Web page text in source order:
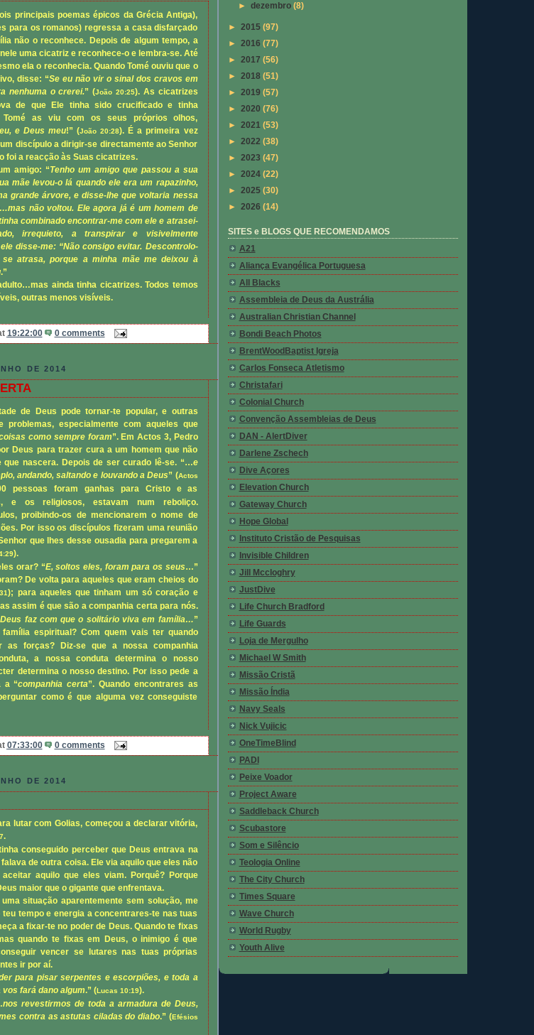
principais poemas épicos da Grécia Antiga),
para os romanos) regressa a casa disfarçado
não o reconhece. Depois de algum tempo, a
uma cicatriz e reconhece-o e lembra-se. Até
ela o reconhecia. Quando Tomé ouviu que o
disse: “Se eu não vir o sinal dos cravos em
nenhuma o crerei.” (João 20:25). As cicatrizes
de que Ele tinha sido crucificado e tinha
Tomé as viu com os seus próprios olhos,
e Deus meu!” (João 20:28). É a primeira vez
discípulo a dirigir-se directamente ao Senhor
foi a reacção às Suas cicatrizes.
amigo: “Tenho um amigo que passou a sua
mãe levou-o lá quando ele era um rapazinho,
grande árvore, e disse-lhe que voltaria nessa
não voltou. Ele agora já é um homem de
combinado encontrar-me com ele e atrasei-
irrequieto, a transpirar e visivelmente
disse-me: “Não consigo evitar. Descontrolo-
atrasa, porque a minha mãe me deixou à
.”
ainda tinha cicatrizes. Todos temos
outras menos visíveis.
19:22:00 0 comments
DE 2014
de Deus pode tornar-te popular, e outras
problemas, especialmente com aqueles que
como sempre foram”. Em Actos 3, Pedro
Deus para trazer cura a um homem que não
que nascera. Depois de ser curado lê-se. “…e
andando, saltando e louvando a Deus” (Actos
pessoas foram ganhas para Cristo e as
e os religiosos, estavam num reboliço.
proibindo-os de mencionarem o nome de
Por isso os discípulos fizeram uma reunião
que lhes desse ousadia para pregarem a
).
orar? “E, soltos eles, foram para os seus…”
De volta para aqueles que eram cheios do
); para aqueles que tinham um só coração e
assim é que são a companhia certa para nós.
Deus faz com que o solitário viva em família…”
família espiritual? Com quem vais ter quando
as forças? Diz-se que a nossa companhia
a nossa conduta determina o nosso
determina o nosso destino. Por isso pede a
a “companhia certa”. Quando encontrares as
como é que alguma vez conseguiste
07:33:00 0 comments
DE 2014
lutar com Golias, começou a declarar vitória,
.
conseguido perceber que Deus entrava na
de outra coisa. Ele via aquilo que eles não
aquilo que eles viam. Porquê? Porque
maior que o gigante que enfrentava.
situação aparentemente sem solução, me
tempo e energia a concentrares-te nas tuas
a fixar-te no poder de Deus. Quando te fixas
quando te fixas em Deus, o inimigo é que
vencer se lutares nas tuas próprias
ir por aí.
para pisar serpentes e escorpiões, e toda a
fará dano algum.” (Lucas 10:19).
nos revestirmos de toda a armadura de Deus,
contra as astutas ciladas do diabo.” (Efésios
►dezembro(8)
► 2015 (97)
► 2016 (77)
► 2017 (56)
► 2018 (51)
► 2019 (57)
► 2020 (76)
► 2021 (53)
► 2022 (38)
► 2023 (47)
► 2024 (22)
► 2025 (30)
► 2026 (14)
SITES e BLOGS QUE RECOMENDAMOS
A21
Aliança Evangélica Portuguesa
All Blacks
Assembleia de Deus da Austrália
Australian Christian Channel
Bondi Beach Photos
BrentWoodBaptist Igreja
Carlos Fonseca Atletismo
Christafari
Colonial Church
Convenção Assembleias de Deus
DAN - AlertDiver
Darlene Zschech
Dive Açores
Elevation Church
Gateway Church
Hope Global
Instituto Cristão de Pesquisas
Invisible Children
Jill Mccloghry
JustDive
Life Church Bradford
Life Guards
Loja de Mergulho
Michael W Smith
Missão Cristã
Missão Índia
Navy Seals
Nick Vujicic
OneTimeBlind
PADI
Peixe Voador
Project Aware
Saddleback Church
Scubastore
Som e Silêncio
Teologia Online
The City Church
Times Square
Wave Church
World Rugby
Youth Alive